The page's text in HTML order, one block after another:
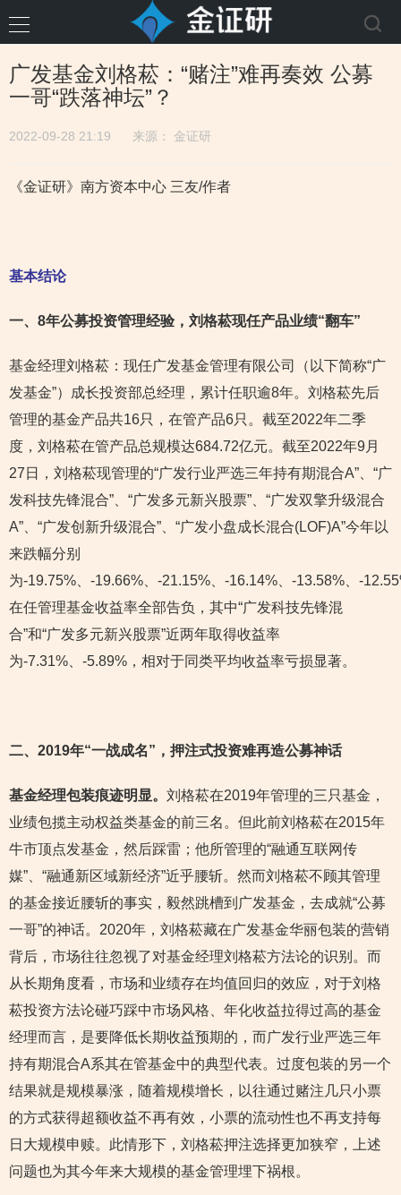
广发基金刘格菘：“赌注”难再奏效 公募
一哥“跌落神坛”？
2022-09-28 21:19 来源： 金证研
《金证研》南方资本中心 三友/作者
基本结论
一、8年公募投资管理经验，刘格菘现任产品业绩“翻车”
基金经理刘格菘：现任广发基金管理有限公司（以下简称“广
发基金”）成长投资部总经理，累计任职逾8年。刘格菘先后
管理的基金产品共16只，在管产品6只。截至2022年二季
度，刘格菘在管产品总规模达684.72亿元。截至2022年9月
27日，刘格菘现管理的“广发行业严选三年持有期混合A”、“广
发科技先锋混合”、“广发多元新兴股票”、“广发双擎升级混合
A”、“广发创新升级混合”、“广发小盘成长混合(LOF)A”今年以
来跌幅分别
为-19.75%、-19.66%、-21.15%、-16.14%、-13.58%、-
在任管理基金收益率全部告负，其中“广发科技先锋混
合”和“广发多元新兴股票”近两年取得收益率
为-7.31%、-5.89%，相对于同类平均收益率亏损显著。
二、2019年“一战成名”，押注式投资难再造公募神话
基金经理包装痕迹明显。 刘格菘在2019年管理的三只基金，
业绩包揽主动权益类基金的前三名。但此前刘格菘在2015年
牛市顶点发基金，然后踩雷；他所管理的“融通互联网传
媒”、“融通新区域新经济”近乎腰斩。然而刘格菘不顾其管理
的基金接近腰斩的事实，毅然跳槽到广发基金，去成就“公募
一哥”的神话。2020年，刘格菘藏在广发基金华丽包装的营销
背后，市场往往忽视了对基金经理刘格菘方法论的识别。而
从长期角度看，市场和业绩存在均值回归的效应，对于刘格
菘投资方法论碰巧踩中市场风格、年化收益拉得过高的基金
经理而言，是要降低长期收益预期的，而广发行业严选三年
持有期混合A系其在管基金中的典型代表。过度包装的另一个
结果就是规模暴涨，随着规模增长，以往通过赌注几只小票
的方式获得超额收益不再有效，小票的流动性也不再支持每
日大规模申赎。此情形下，刘格菘押注选择更加狭窄，上述
问题也为其今年来大规模的基金管理埋下祸根。